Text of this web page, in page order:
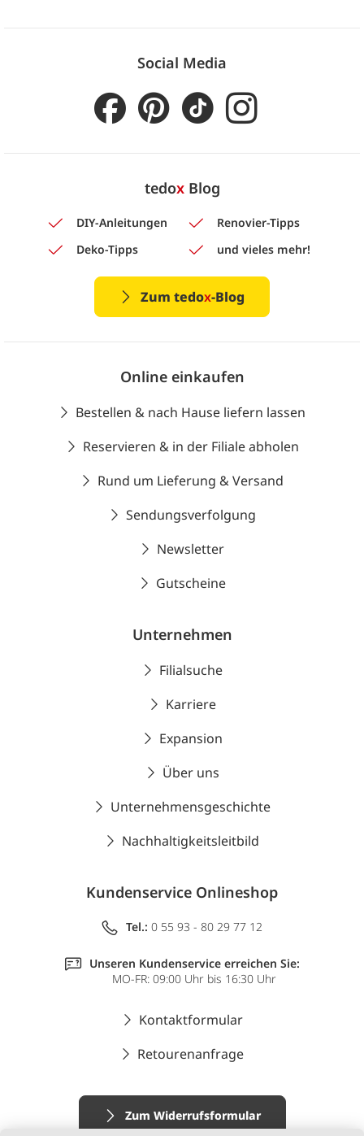
Social Media
tedoxBlog
DIY-Anleitungen
Renovier-Tipps
Deko-Tipps
und vieles mehr!
Zum tedox-Blog
Online einkaufen
Bestellen & nach Hause liefern lassen
Reservieren & in der Filiale abholen
Rund um Lieferung & Versand
Sendungsverfolgung
Newsletter
Gutscheine
Unternehmen
Filialsuche
Karriere
Expansion
Über uns
Unternehmensgeschichte
Nachhaltigkeitsleitbild
Kundenservice Onlineshop
Tel.: 0 55 93 - 80 29 77 12
Unseren Kundenservice erreichen Sie:
MO-FR: 09:00 Uhr bis 16:30 Uhr
Kontaktformular
Retourenanfrage
Zum Widerrufsformular